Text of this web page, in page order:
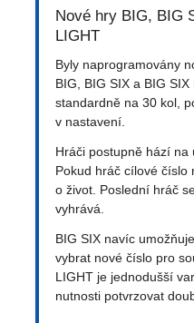
Nové hry BIG, BIG
LIGHT
Byly naprogramovány
BIG, BIG SIX a BIG SIX
standardně na 30 kol,
v nastavení.
Hráči postupně hází na
Pokud hráč cílové číslo
o život. Poslední hráč
vyhrává.
BIG SIX navíc
vybrat nové číslo pro
LIGHT je jednodušší
nutnosti potvrzovat